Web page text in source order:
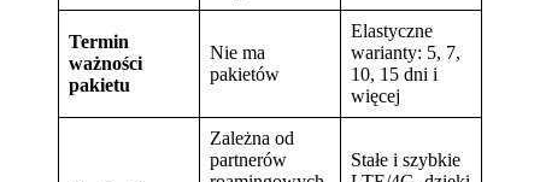
Termin
ważności
pakietu
Nie ma
pakietów
Elastyczne
warianty: 5, 7,
10, 15 dni i
więcej
Zależna od
partnerów
Stałe i szybkie